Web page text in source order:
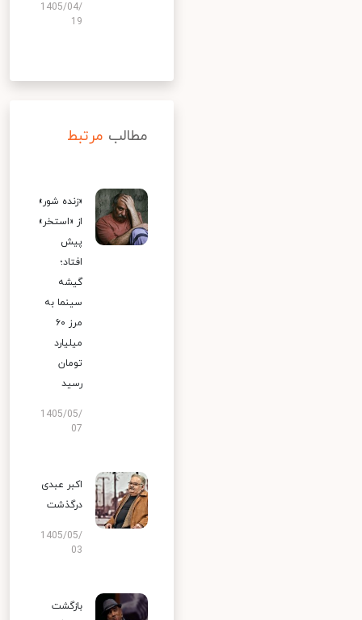
1405/04/
19
مطالب مرتبط
«زنده شور»
از «استخر»
پیش
افتاد؛
گیشه
سینما به
مرز ۶۰
میلیارد
تومان
رسید
1405/05/
07
اکبر عبدی
درگذشت
1405/05/
03
بازگشت